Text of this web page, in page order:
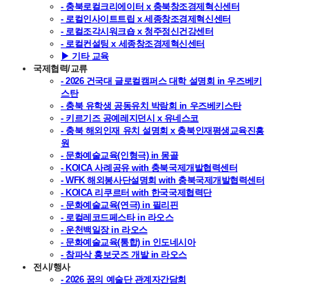
- 충북로컬크리에이터 x 충북창조경제혁신센터
- 로컬인사이트트립 x 세종창조경제혁신센터
- 로컬조각시워크숍 x 청주정신건강센터
- 로컬컨설팅 x 세종창조경제혁신센터
▶ 기타 교육
국제협력/교류
- 2026 건국대 글로컬캠퍼스 대학 설명회 in 우즈베키
스탄
- 충북 유학생 공동유치 박람회 in 우즈베키스탄
- 키르기즈 공예레지던시 x 유네스코
- 충북 해외인재 유치 설명회 x 충북인재평생교육진흥
원
- 문화예술교육(인형극) in 몽골
- KOICA 사례공유 with 충북국제개발협력센터
- WFK 해외봉사단설명회 with 충북국제개발협력센터
- KOICA 리쿠르터 with 한국국제협력단
- 문화예술교육(연극) in 필리핀
- 로컬레코드페스타 in 라오스
- 운천백일장 in 라오스
- 문화예술교육(통합) in 인도네시아
- 참파삭 홍보굿즈 개발 in 라오스
전시/행사
- 2026 꿈의 예술단 관계자간담회